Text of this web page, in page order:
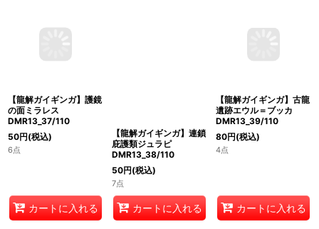
【龍解ガイギンガ】護鏡
の面ミラレス
DMR13_37/110
カートに入れる
【龍解ガイギンガ】連鎖
庇護類ジュラピ
DMR13_38/110
50円(税込)
7点
カートに入れる
【龍解ガイギンガ】古龍
遺跡エウル＝ブッカ
DMR13_39/110
カートに入れる